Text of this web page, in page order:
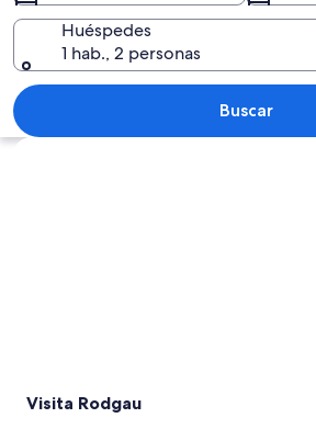
Una
Huéspedes
1 hab., 2 personas
Buscar
Explorar mapa
Visita Rodgau